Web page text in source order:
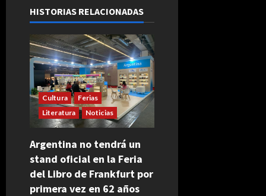
HISTORIAS RELACIONADAS
Cultura
Ferias
Literatura
Noticias
Argentina no tendrá un
stand oficial en la Feria
del Libro de Frankfurt por
primera vez en 62 años